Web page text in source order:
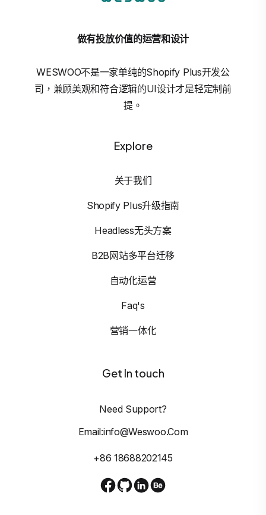
做有投放价值的运营和设计
WESWOO不是一家单纯的Shopify Plus开发公
司，兼顾美观和符合逻辑的UI设计才是轻定制前
提。
Explore
关于我们
Shopify Plus升级指南
Headless无头方案
B2B网站多平台迁移
自动化运营
Faq's
营销一体化
Get In touch
Need Support?
Email:info@weswoo.com
+86 18688202145